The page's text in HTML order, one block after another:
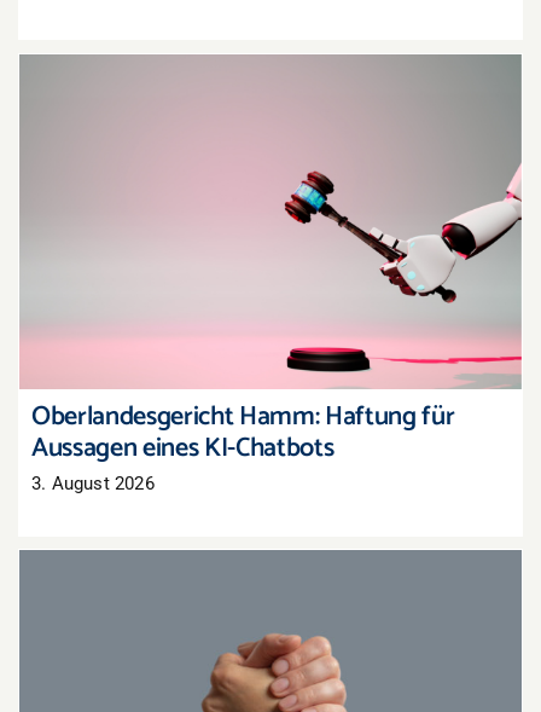
Oberlandesgericht Hamm: Haftung für
Aussagen eines KI-Chatbots
Oberlandesgericht Hamm: Haftung für
Aussagen eines KI-Chatbots
3. August 2026